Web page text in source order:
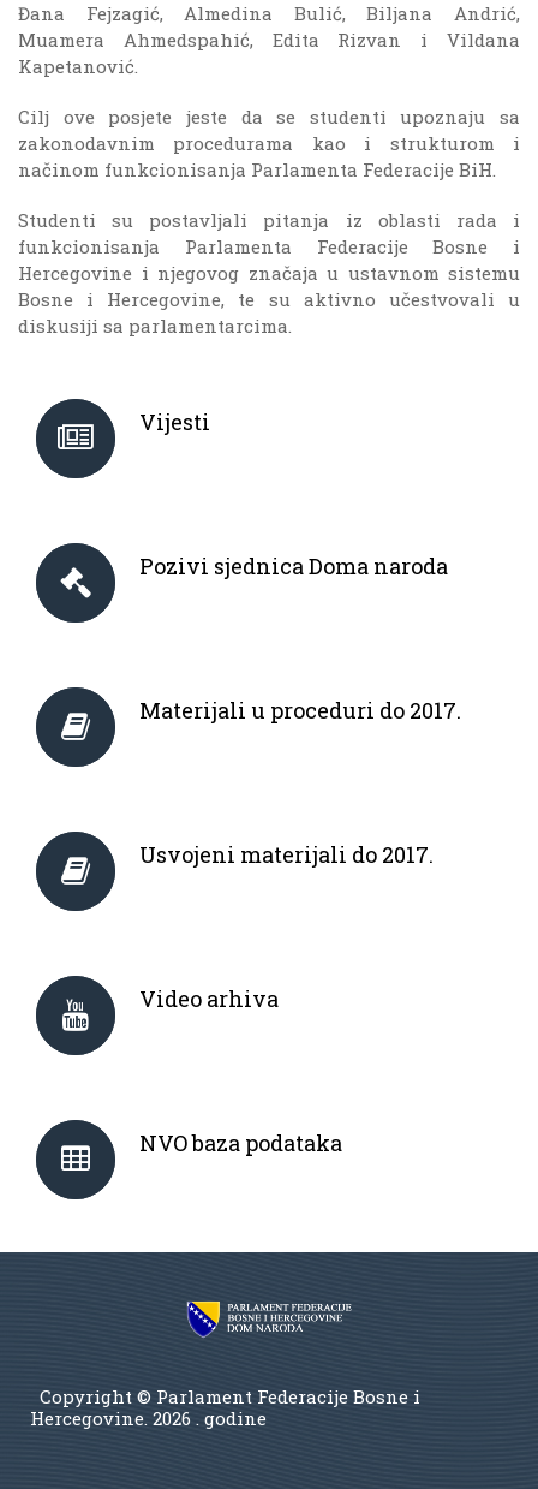
Đana Fejzagić, Almedina Bulić, Biljana Andrić,
Muamera Ahmedspahić, Edita Rizvan i Vildana
Kapetanović.
Cilj ove posjete jeste da se studenti upoznaju sa
zakonodavnim procedurama kao i strukturom i
načinom funkcionisanja Parlamenta Federacije BiH.
Studenti su postavljali pitanja iz oblasti rada i
funkcionisanja Parlamenta Federacije Bosne i
Hercegovine i njegovog značaja u ustavnom sistemu
Bosne i Hercegovine, te su aktivno učestvovali u
diskusiji sa parlamentarcima.
Vijesti
Pozivi sjednica Doma naroda
Materijali u proceduri do 2017.
Usvojeni materijali do 2017.
Video arhiva
NVO baza podataka
Copyright © Parlament Federacije Bosne i
Hercegovine. 2026 . godine